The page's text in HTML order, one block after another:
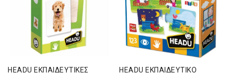
HEADU ΕΚΠΑΙΔΕΥΤΙΚΕΣ
HEADU ΕΚΠΑΙΔΕΥΤΙΚΟ